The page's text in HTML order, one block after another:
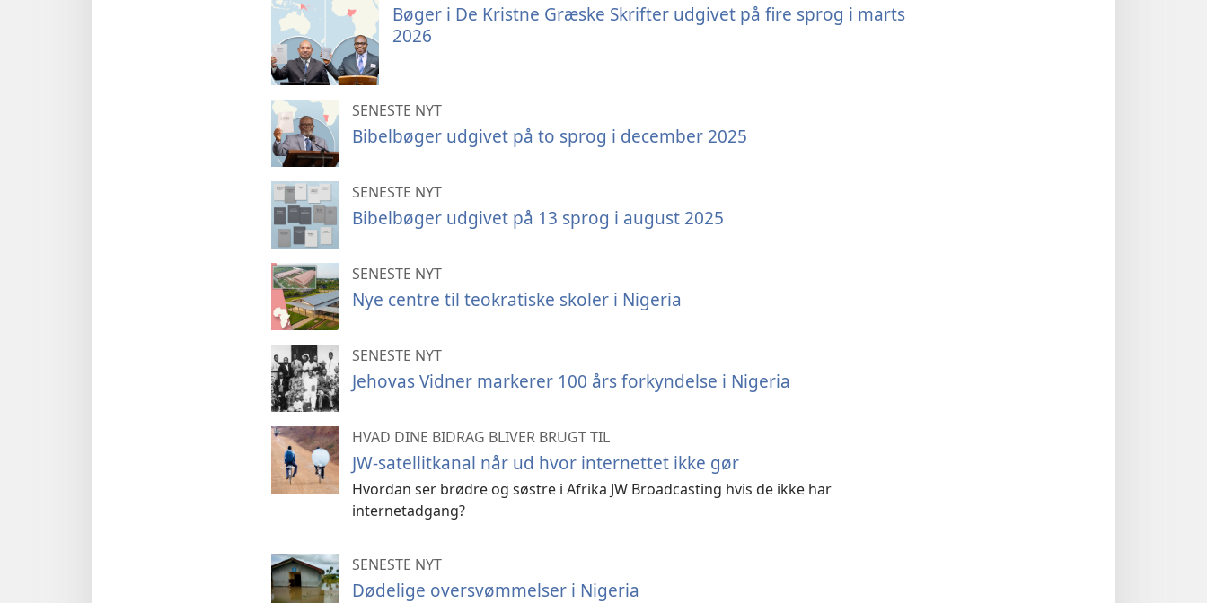
Bøger i De Kristne Græske Skrifter udgivet på fire sprog i marts
2026
SENESTE NYT
Bibelbøger udgivet på to sprog i december 2025
SENESTE NYT
Bibelbøger udgivet på 13 sprog i august 2025
SENESTE NYT
Nye centre til teokratiske skoler i Nigeria
SENESTE NYT
Jehovas Vidner markerer 100 års forkyndelse i Nigeria
HVAD DINE BIDRAG BLIVER BRUGT TIL
JW-satellitkanal når ud hvor internettet ikke gør
Hvordan ser brødre og søstre i Afrika JW Broadcasting hvis de ikke har
internetadgang?
SENESTE NYT
Dødelige oversvømmelser i Nigeria